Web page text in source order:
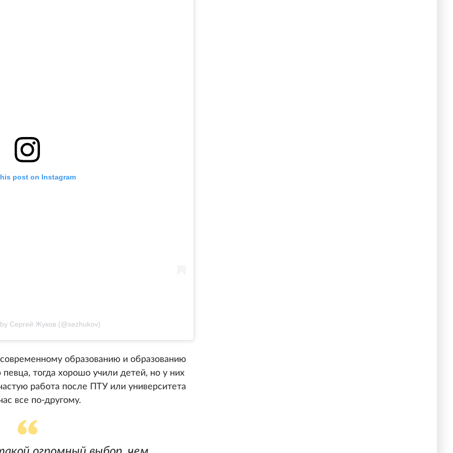
post on Instagram
Сергей Жуков (@sezhukov)
образованию и образованию
тогда хорошо учили детей, но у них
работа после ПТУ или университета
все по-другому.